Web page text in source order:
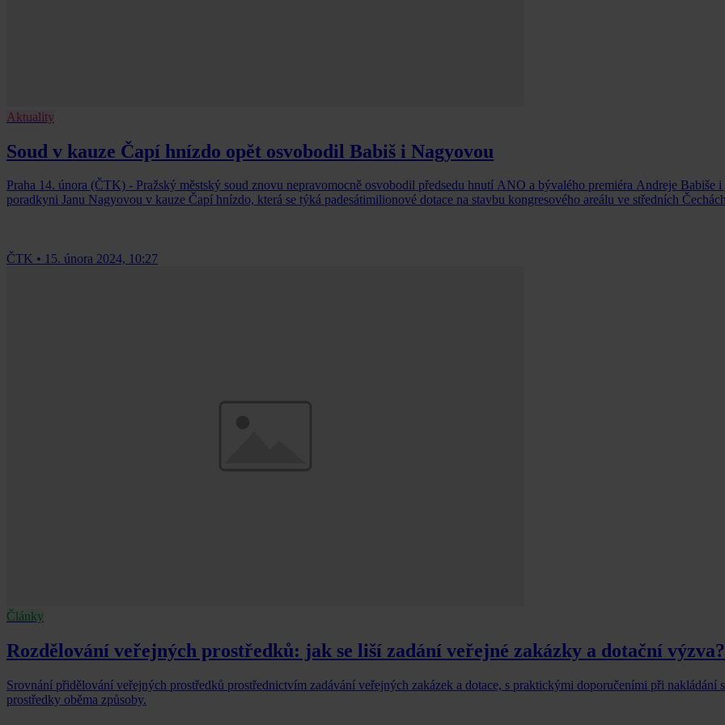
Aktuality
Soud v kauze Čapí hnízdo opět osvobodil Babiš i Nagyovou
Praha 14. února (ČTK) - Pražský městský soud znovu nepravomocně osvobodil předsedu hnutí ANO a bývalého premiéra Andreje Babiše i
poradkyni Janu Nagyovou v kauze Čapí hnízdo, která se týká padesátimilionové dotace na stavbu kongresového areálu ve středních
ČTK • 15. února 2024, 10:27
Články
Rozdělování veřejných prostředků: jak se liší zadání veřejné zakázky a dotační výzva?
Srovnání přidělování veřejných prostředků prostřednictvím zadávání veřejných zakázek a dotace, s praktickými doporučeními při nakládání
prostředky oběma způsoby.